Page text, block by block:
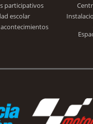
Trinidad Alfonso
participativos
escolar